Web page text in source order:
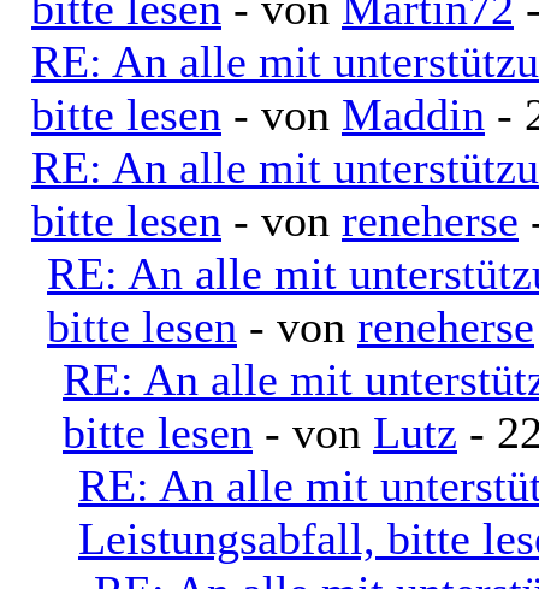
RE: An alle mit
bitte lesen - von Maddin -
RE: An alle mit
bitte lesen - von reneherse
RE: An alle mit
bitte lesen - von reneherse
RE: An alle mit
bitte lesen - von Lutz -
RE: An alle mit
Leistungsabfall, bitte